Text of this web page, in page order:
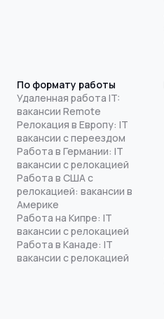
По формату работы
Удаленная работа IT:
вакансии Remote
Релокация в Европу: IT
вакансии с переездом
Работа в Германии: IT
вакансии с релокацией
Работа в США с
релокацией: вакансии в
Америке
Работа на Кипре: IT
вакансии с релокацией
Работа в Канаде: IT
вакансии с релокацией